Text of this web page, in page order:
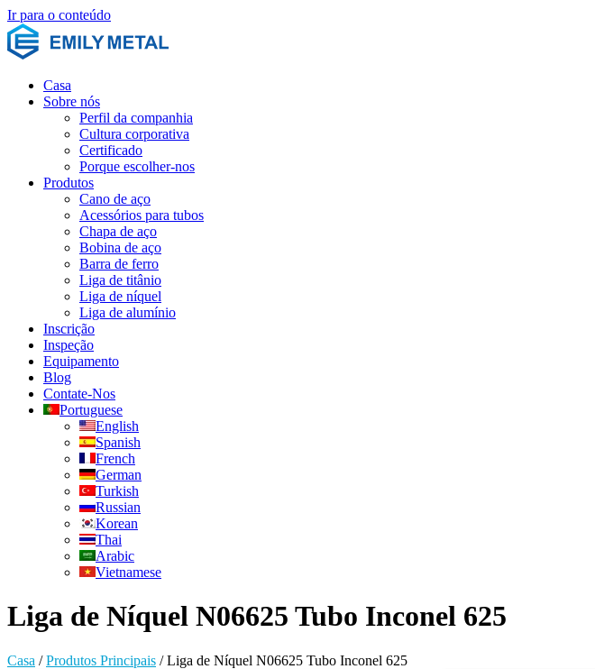
Ir para o conteúdo
Casa
Sobre nós
Perfil da companhia
Cultura corporativa
Certificado
Porque escolher-nos
Produtos
Cano de aço
Acessórios para tubos
Chapa de aço
Bobina de aço
Barra de ferro
Liga de titânio
Liga de níquel
Liga de alumínio
Inscrição
Inspeção
Equipamento
Blog
Contate-Nos
Portuguese
English
Spanish
French
German
Turkish
Russian
Korean
Thai
Arabic
Vietnamese
Liga de Níquel N06625 Tubo Inconel 625
Casa /Produtos Principais /Liga de Níquel N06625 Tubo Inconel 625